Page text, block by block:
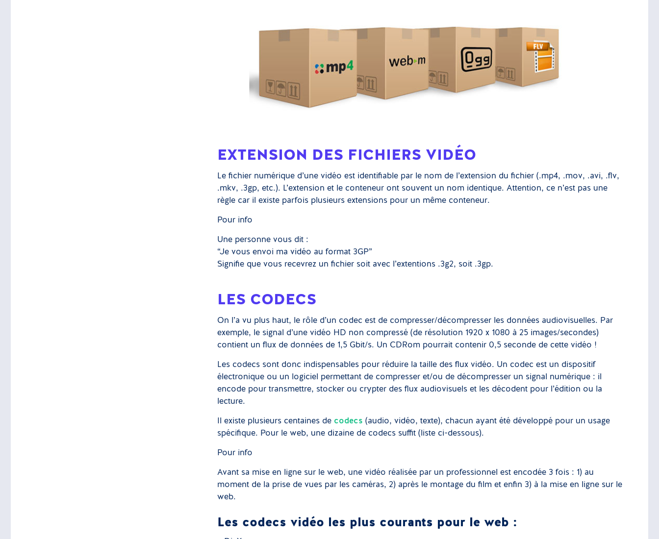
EXTENSION DES FICHIERS VIDÉO
Le fichier numérique d’une vidéo est identifiable par le nom de l’extension du fichier (.mp4, .mov, .avi, .flv,
.mkv, .3gp, etc.). L’extension et le conteneur ont souvent un nom identique. Attention, ce n’est pas une
règle car il existe parfois plusieurs extensions pour un même conteneur.
Pour info
Une personne vous dit :
“Je vous envoi ma vidéo au format 3GP”
Signifie que vous recevrez un fichier soit avec l’extentions .3g2, soit .3gp.
LES CODECS
On l’a vu plus haut, le rôle d’un codec est de compresser/décompresser les données audiovisuelles. Par
exemple, le signal d’une vidéo HD non compressé (de résolution 1920 x 1080 à 25 images/secondes)
contient un flux de données de 1,5 Gbit/s. Un CDRom pourrait contenir 0,5 seconde de cette vidéo !
Les codecs sont donc indispensables pour réduire la taille des flux vidéo. Un codec est un dispositif
électronique ou un logiciel permettant de compresser et/ou de décompresser un signal numérique : il
encode pour transmettre, stocker ou crypter des flux audiovisuels et les décodent pour l’édition ou la
lecture.
Il existe plusieurs centaines de codecs (audio, vidéo, texte), chacun ayant été développé pour un usage
spécifique. Pour le web, une dizaine de codecs suffit (liste ci-dessous).
Pour info
Avant sa mise en ligne sur le web, une vidéo réalisée par un professionnel est encodée 3 fois : 1) au
moment de la prise de vues par les caméras, 2) après le montage du film et enfin 3) à la mise en ligne sur le
web.
Les codecs vidéo les plus courants pour le web :